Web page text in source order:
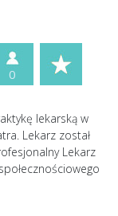
0
lekarską w
Lekarz został
Lekarz